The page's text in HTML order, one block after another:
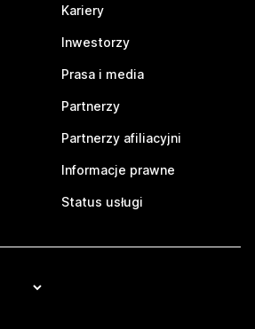
Kariery
Inwestorzy
Prasa i media
Partnerzy
Partnerzy afiliacyjni
Informacje prawne
Status usługi